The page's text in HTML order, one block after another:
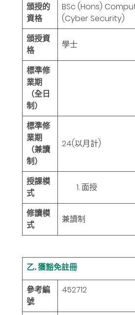
頒授的
資格
BSc (Hons)
(Cyber Security)
頒授資
格
學士
標準修
業期
（全日
制）
標準修
業期
（兼讀
制）
24(以月計)
授課模
式
面授
修讀模
式
兼讀制
乙. 獲豁免註冊
參考編
號
452712